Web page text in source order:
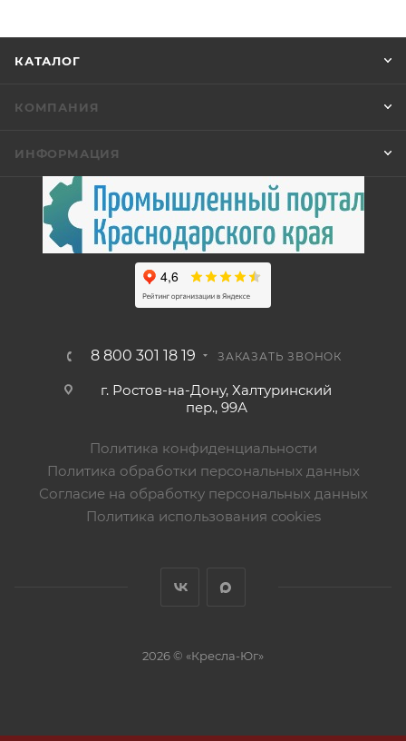
КАТАЛОГ
КОМПАНИЯ
ИНФОРМАЦИЯ
8 800 301 18 19 ЗАКАЗАТЬ ЗВОНОК
г. Ростов-на-Дону, Халтуринский
пер., 99А
Политика конфиденциальности
Политика обработки персональных данных
Согласие на обработку персональных данных
Политика использования cookies
2026 © «Кресла-Юг»